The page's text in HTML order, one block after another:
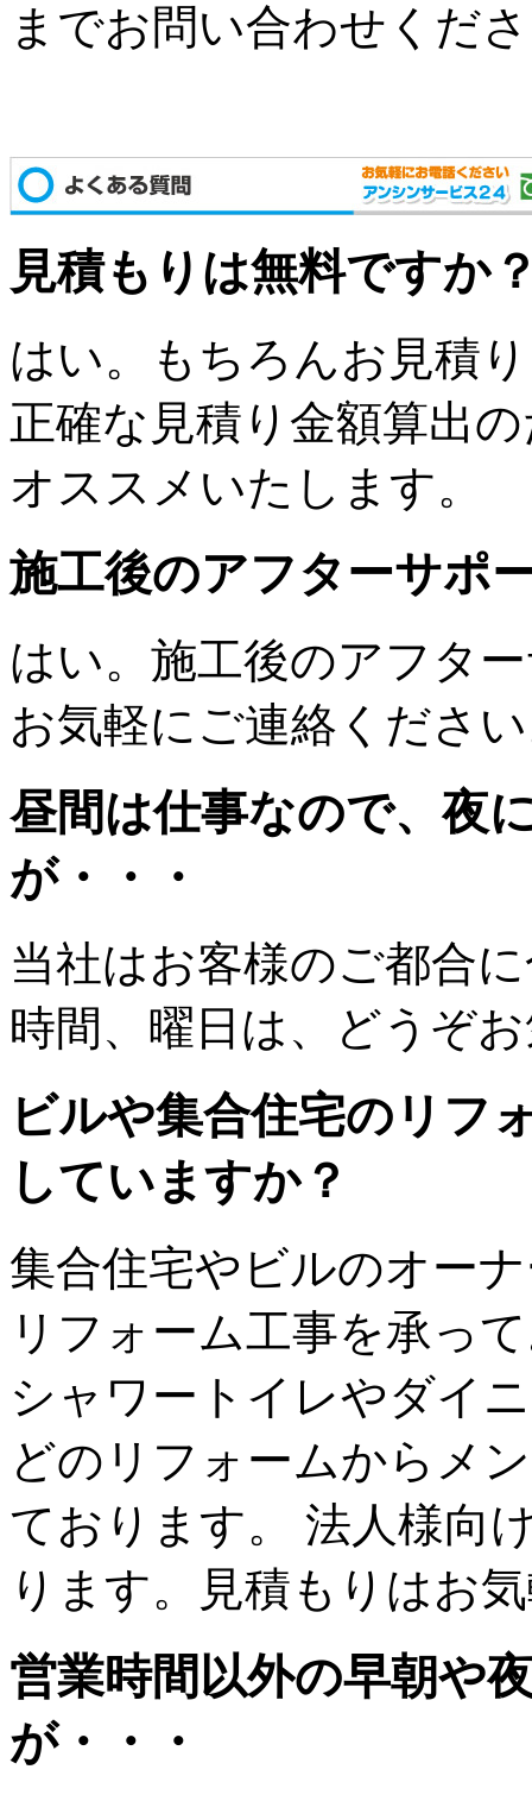
までお問い合わせくだ
見積もりは無料ですか
はい。もちろんお見積
正確な見積り金額算出
オススメいたします。
施工後のアフターサポ
はい。施工後のアフタ
お気軽にご連絡くださ
昼間は仕事なので、夜
が・・・
当社はお客様のご都合
時間、曜日は、どうぞ
ビルや集合住宅のリフ
していますか？
集合住宅やビルのオー
リフォーム工事を承っ
シャワートイレやダイ
どのリフォームからメ
ております。 法人様向
ります。見積もりはお
営業時間以外の早朝や
が・・・